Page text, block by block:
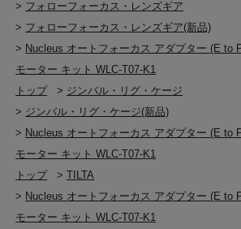
> フォローフォーカス・レンズギア
> フォローフォーカス・レンズギア(新品)
> Nucleus オートフォーカス アダプター (E to
モーター キット WLC-T07-K1
トップ
> ジンバル・リグ・ケージ
> ジンバル・リグ・ケージ(新品)
> Nucleus オートフォーカス アダプター (E to
モーター キット WLC-T07-K1
トップ
>TILTA
> Nucleus オートフォーカス アダプター (E to
モーター キット WLC-T07-K1